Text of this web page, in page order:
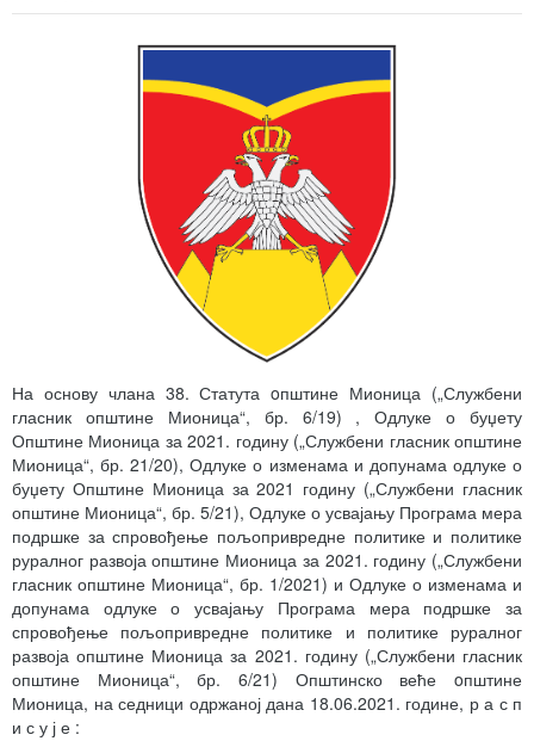
На основу члана 38. Статута oпштине Мионица („Службени
гласник општине Мионица“, бр. 6/19) , Одлуке о буџету
Општине Мионица за 2021. годину („Службени гласник општине
Мионица“, бр. 21/20), Одлуке о изменама и допунама одлуке о
буџету Општине Мионица за 2021 годину („Службени гласник
општине Мионица“, бр. 5/21), Одлуке о усвајању Програма мера
подршке за спровођење пољопривредне политике и политике
руралног развоја општине Мионица за 2021. годину („Службени
гласник општине Мионица“, бр. 1/2021) и Одлуке о изменама и
допунама одлуке о усвајању Програма мера подршке за
спровођење пољопривредне политике и политике руралног
развоја општине Мионица за 2021. годину („Службени гласник
општине Мионица“, бр. 6/21) Општинско веће oпштине
Мионица, на седници одржаној дана 18.06.2021. године, р а с п
и с у ј е :